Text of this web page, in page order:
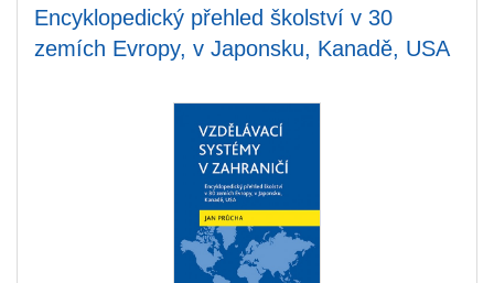
Encyklopedický přehled školství v 30
zemích Evropy, v Japonsku, Kanadě, USA